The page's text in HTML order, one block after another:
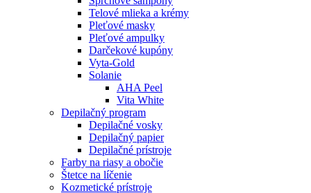
Telové mlieka a krémy
Pleťové masky
Pleťové ampulky
Darčekové kupóny
Vyta-Gold
Solanie
AHA Peel
Vita White
Depilačný program
Depilačné vosky
Depilačný papier
Depilačné prístroje
Farby na riasy a obočie
Štetce na líčenie
Kozmetické prístroje